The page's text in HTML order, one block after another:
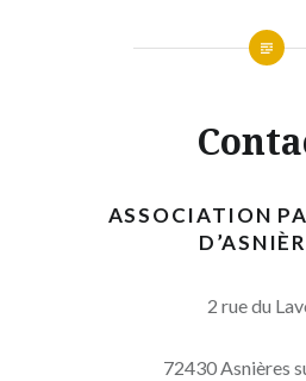
ASSOCIATION
2 rue du
72430 Asnières